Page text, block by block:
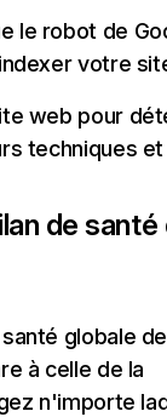
le robot de
votre
web pour
techniques et
de santé
globale
à celle de la
n'importe